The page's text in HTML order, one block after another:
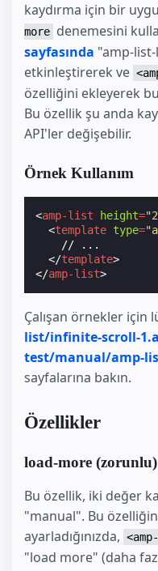
kaydırma için bir
more denemesini
sayfasında "amp-
etkinleştirerek ve
özelliğini ekleyerek
Bu özellik şu anda
API'ler değişebilir.
Örnek Kullanım
<amp-list height=
<template type=
    // ...
</template>
</amp-list>
Çalışan örnekler için
list/infinite-scroll-
test/manual/amp-
sayfalarına bakın.
Özellikler
load-more (zorunlu)
Bu özellik, iki değer
"manual". Bu
ayarladığınızda,
"load more" (daha